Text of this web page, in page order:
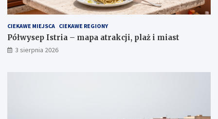
CIEKAWE MIEJSCA CIEKAWE REGIONY
Półwysep Istria – mapa atrakcji, plaż i miast
3 sierpnia 2026